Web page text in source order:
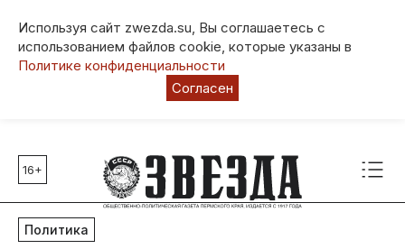
Используя сайт zwezda.su, Вы соглашаетесь с
использованием файлов cookie, которые указаны в
Политике конфиденциальности
Согласен
Главные темы
80 лет Победы
Молодежная столица РФ
16+
Политика